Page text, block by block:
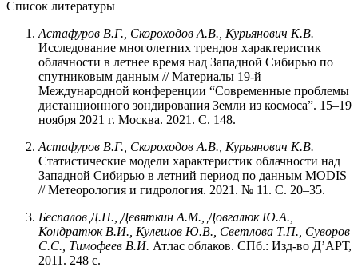
Список литературы
Астафуров В.Г., Скороходов А.В., Курьянович К.В.
Исследование многолетних трендов характеристик
облачности в летнее время над Западной Сибирью по
спутниковым данным // Материалы 19-й
Международной конференции “Современные проблемы
дистанционного зондирования Земли из космоса”. 15–19
ноября 2021 г. Москва. 2021. С. 148.
Астафуров В.Г., Скороходов А.В., Курьянович К.В.
Статистические модели характеристик облачности над
Западной Сибирью в летний период по данным MODIS
// Метеорология и гидрология. 2021. № 11. С. 20–35.
Беспалов Д.П., Девяткин А.М., Довгалюк Ю.А.,
Кондратюк В.И., Кулешов Ю.В., Светлова Т.П., Суворов
С.С., Тимофеев В.И. Атлас облаков. СПб.: Изд-во Д’АРТ,
2011. 248 с.